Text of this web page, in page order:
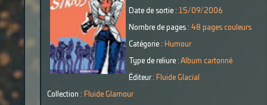
Date de sortie : 15/09/2006
Nombre de pages : 48 pages couleurs
Catégorie : Humour
Type de reliure : Album cartonné
Éditeur : Fluide Glacial
Collection : Fluide Glamour